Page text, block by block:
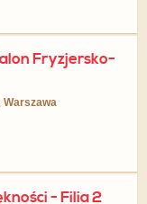
Fryzjersko-
Warszawa
- Filia 2